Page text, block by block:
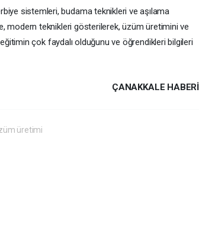
sistemleri, budama teknikleri ve aşılama
modern teknikleri gösterilerek, üzüm üretimini ve
çok faydalı olduğunu ve öğrendikleri bilgileri
ÇANAKKALE HABERİ
üretimi